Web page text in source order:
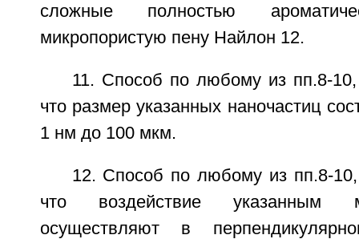
сложные полностью
микропористую пену Найлон 12.
11. Способ по любому из пп.8-
что размер указанных наночастиц
1 нм до 100 мкм.
12. Способ по любому из пп.8-
что воздействие указанным
осуществляют в